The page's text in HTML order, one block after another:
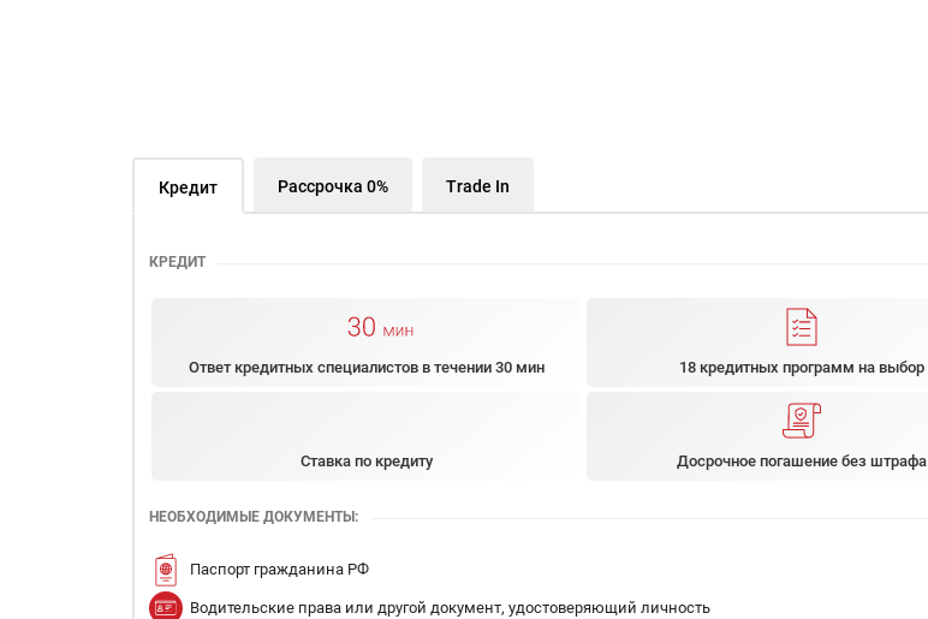
Кредит Рассрочка 0% Trade In
КРЕДИТ
Ответ кредитных специалистов в течении 30 мин 18 кредитных программ на выбор
Ставка по кредиту Досрочное погашение без штрафа
НЕОБХОДИМЫЕ ДОКУМЕНТЫ:
Паспорт гражданина РФ
Водительские права или другой документ, удостоверяющий личность